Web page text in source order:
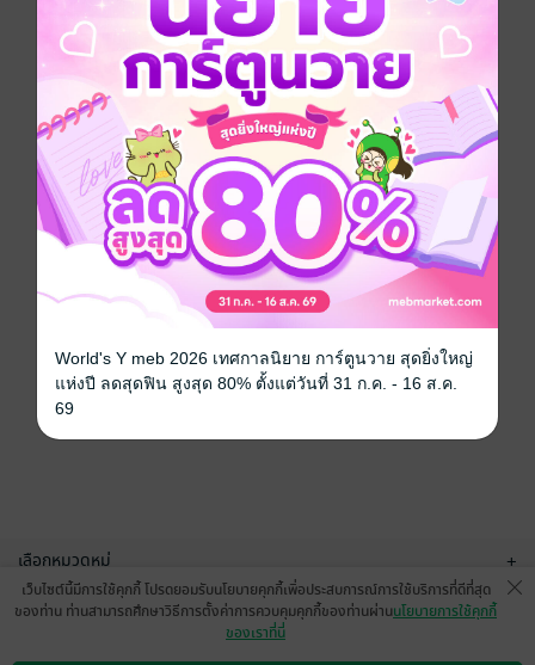
เลือกหมวดหมู่ +
บริการช่วยเหลือ
เว็บไซต์นี้มีการใช้คุกกี้ โปรดยอมรับนโยบายคุกกี้เพื่อประสบการณ์การใช้บริการที่ดีที่สุด
ของท่าน ท่านสามารถศึกษาวิธีการตั้งค่าการควบคุมคุกกี้ของท่านผ่านนโยบายการใช้คุกกี้
ของเราที่นี่
World's Y meb 2026 เทศกาลนิยาย การ์ตูนวาย สุดยิ่งใหญ่
แห่งปี ลดสุดฟิน สูงสุด 80% ตั้งแต่วันที่ 31 ก.ค. - 16 ส.ค.
69